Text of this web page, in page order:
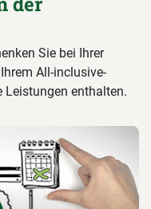
Sie bei Ihrer
All-inclusive-
Leistungen enthalten.